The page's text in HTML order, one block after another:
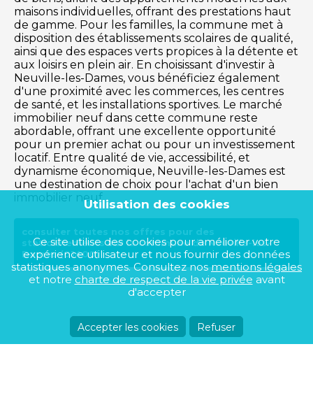
maisons individuelles, offrant des prestations haut
de gamme. Pour les familles, la commune met à
disposition des établissements scolaires de qualité,
ainsi que des espaces verts propices à la détente et
aux loisirs en plein air. En choisissant d'investir à
Neuville-les-Dames, vous bénéficiez également
d'une proximité avec les commerces, les centres
de santé, et les installations sportives. Le marché
immobilier neuf dans cette commune reste
abordable, offrant une excellente opportunité
pour un premier achat ou pour un investissement
locatif. Entre qualité de vie, accessibilité, et
dynamisme économique, Neuville-les-Dames est
une destination de choix pour l'achat d'un bien
immobilier neuf.
consulter toutes nos offres pour des
stationnements sur la commune de Neuville-les-
Dames (01400)
Utilisation des cookies
Ce site utilise des cookies pour améliorer votre
expérience utilisateur et nous fournir des données
statistiques anonymes. Consultez nosmentions légales
et notre charte de respect de la vie privée avant
d'accepter
Accepter les cookies Refuser